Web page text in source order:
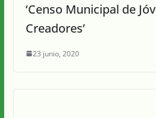
‘Censo Municipal de
Creadores’
23 junio, 2020